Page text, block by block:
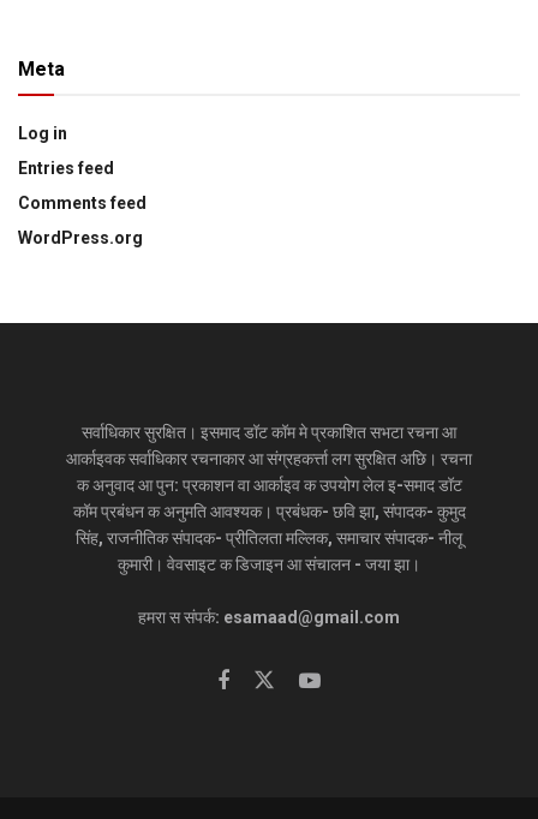
Meta
Log in
Entries feed
Comments feed
WordPress.org
सर्वाधिकार सुरक्षित। इसमाद डॉट कॉम मे प्रकाशित सभटा रचना आ
आर्काइवक सर्वाधिकार रचनाकार आ संग्रहकर्त्ता लग सुरक्षित अछि। रचना
क अनुवाद आ पुन: प्रकाशन वा आर्काइव क उपयोग लेल इ-समाद डॉट
कॉम प्रबंधन क अनुमति आवश्यक। प्रबंधक- छवि झा, संपादक- कुमुद
सिंह, राजनीतिक संपादक- प्रीतिलता मल्लिक, समाचार संपादक- नीलू
कुमारी। वेवसाइट क डिजाइन आ संचालन - जया झा।
हमरा स संपर्क: esamaad@gmail.com